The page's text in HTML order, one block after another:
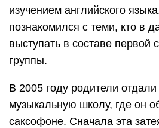
изучением английского
познакомился с теми, кто в
выступать в составе первой
группы.
В 2005 году родители
музыкальную школу, где он
саксофоне. Сначала эта